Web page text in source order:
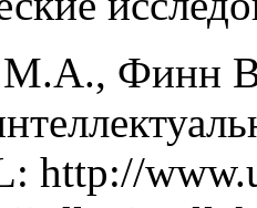
М.А., Финн
http://